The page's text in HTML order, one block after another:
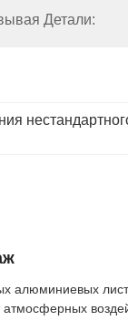
Детали:
алюминиевых